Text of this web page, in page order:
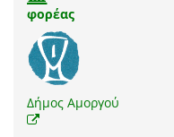
φορέας
Δήμος Αμοργού